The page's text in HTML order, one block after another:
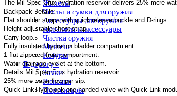
Жилеты
Чехлы и сумки для оружия
Аксессуары для оружия
Арбалеты и аксессуары
Чистка оружия
Мишени
Кобуры
В дорогу »
Замки
Рюкзаки
Портсигары
The Mil Spec Crux hydration reservoir delivers 25% more
Backpack Details:
Flat shoulder straps with quick release buckle and D-rings.
Height adjustable chest strap.
Carry loop.
Fully insulated hydration bladder compartment.
1 flat zippered front compartment.
Water drainage eyelet at the bottom.
Details Mil Spec Crux hydration reservoir:
25% more water flow per sip.
Quick Link Hydrolock one-handed valve with Quick Link